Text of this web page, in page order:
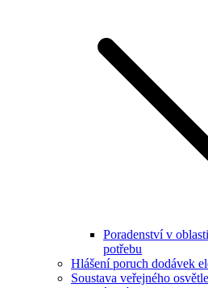
Poradenství v
potřebu
Hlášení poruch dodávek
Soustava veřejného